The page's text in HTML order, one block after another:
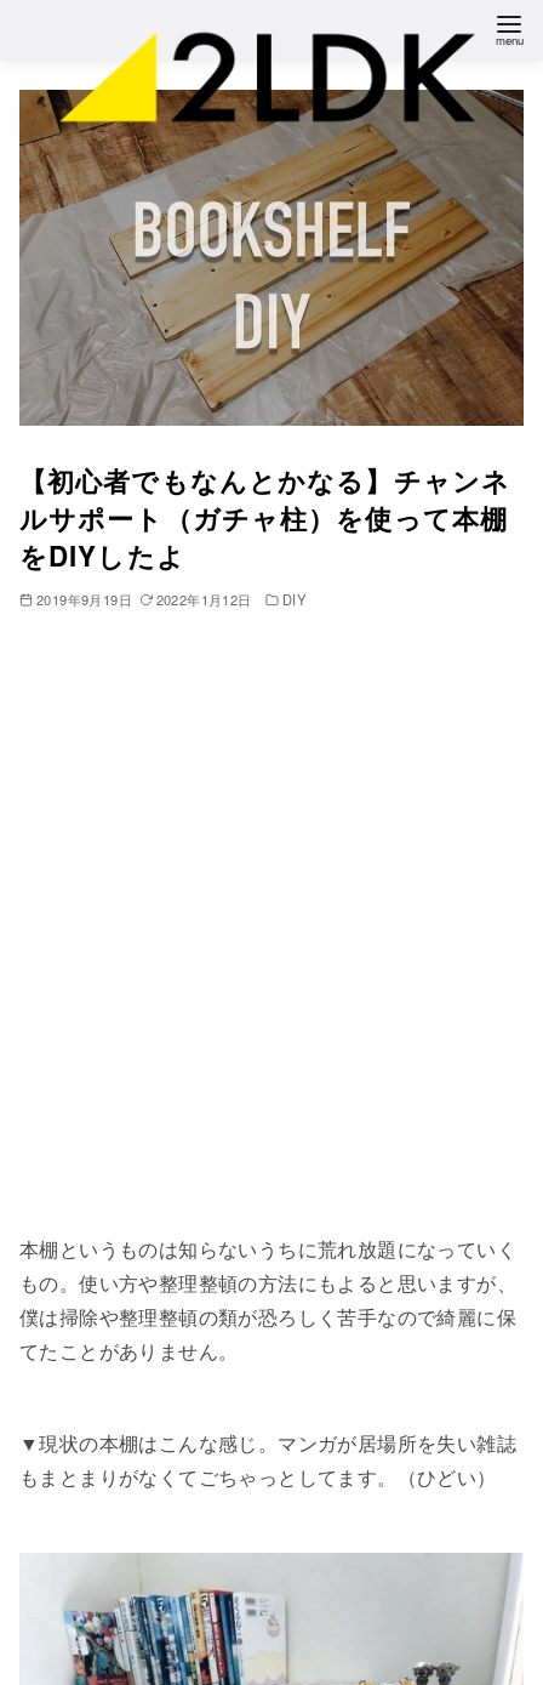
【初心者でもなんとかなる】チャンネ
ルサポート（ガチャ柱）を使って本棚
をDIYしたよ
2019年9月19日 2022年1月12日 DIY
本棚というものは知らないうちに荒れ放題になっていく
もの。使い方や整理整頓の方法にもよると思いますが、
僕は掃除や整理整頓の類が恐ろしく苦手なので綺麗に保
てたことがありません。
▼現状の本棚はこんな感じ。マンガが居場所を失い雑誌
もまとまりがなくてごちゃっとしてます。（ひどい）